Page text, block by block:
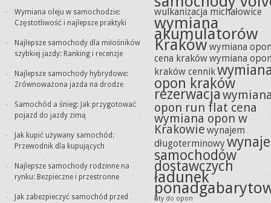
Wymiana oleju w samochodzie:
Częstotliwość i najlepsze praktyki
Najlepsze samochody dla miłośników
szybkiej jazdy: Ranking i recenzje
Najlepsze samochody hybrydowe:
Zrównoważona jazda na drodze
Samochód a śnieg: Jak przygotować
pojazd do jazdy zimą
Jak kupić używany samochód:
Przewodnik dla kupujących
Najlepsze samochody rodzinne na
rynku: Bezpieczne i przestronne
Jak zabezpieczyć samochód przed
wulkanizacja michałowice
wymiana
akumulatorów
Krakówwymiana
cena krakówwymiana
kraków cennik
opon kraków
rezerwacja
opon run flat cena
wymiana opon w
Krakowiewynajem
długoterminowy
samochodów
dostawczych
ładunek
łaty do opon